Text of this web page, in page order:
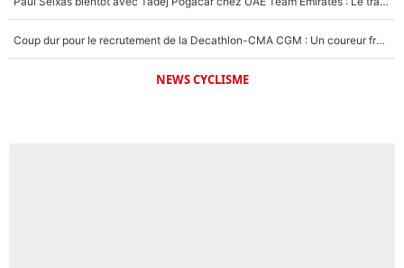
Coup dur pour le recrutement de la Decathlon-CMA CGM : Un coureur français refuse de rejoindre Paul Seixas
NEWS CYCLISME